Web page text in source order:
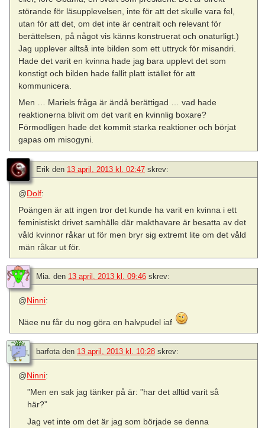
störande för läsupplevelsen, inte för att det skulle vara fel,
utan för att det, om det inte är centralt och relevant för
berättelsen, på något vis känns konstruerat och onaturligt.)
Jag upplever alltså inte bilden som ett uttryck för misandri.
Hade det varit en kvinna hade jag bara upplevt det som
konstigt och bilden hade fallit platt istället för att
kommunicera.
Men … Mariels fråga är ändå berättigad … vad hade
reaktionerna blivit om det varit en kvinnlig boxare?
Förmodligen hade det kommit starka reaktioner och börjat
gapas om misogyni.
Erik den 13 april, 2013 kl. 02:47 skrev:
@Dolf:
Poängen är att ingen tror det kunde ha varit en kvinna i ett
feministiskt drivet samhälle där makthavare är besatta av det
våld kvinnor råkar ut för men bryr sig extremt lite om det våld
män råkar ut för.
Mia. den 13 april, 2013 kl. 09:46 skrev:
@Ninni:
Näee nu får du nog göra en halvpudel iaf
barfotaden 13 april, 2013 kl. 10:28 skrev:
@Ninni:
”Men en sak jag tänker på är: ”har det alltid varit så
här?”
Jag vet inte om det är jag som började se denna